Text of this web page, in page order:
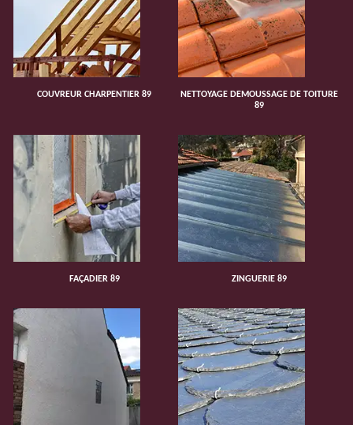
COUVREUR CHARPENTIER 89
NETTOYAGE DEMOUSSAGE DE TOITURE
89
FAÇADIER 89 ZINGUERIE 89